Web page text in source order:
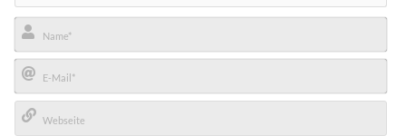
Name*
E-
Mail*